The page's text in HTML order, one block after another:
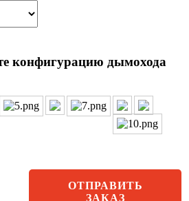
конфигурацию дымохода
ОТПРАВИТЬ
ЗАКАЗ